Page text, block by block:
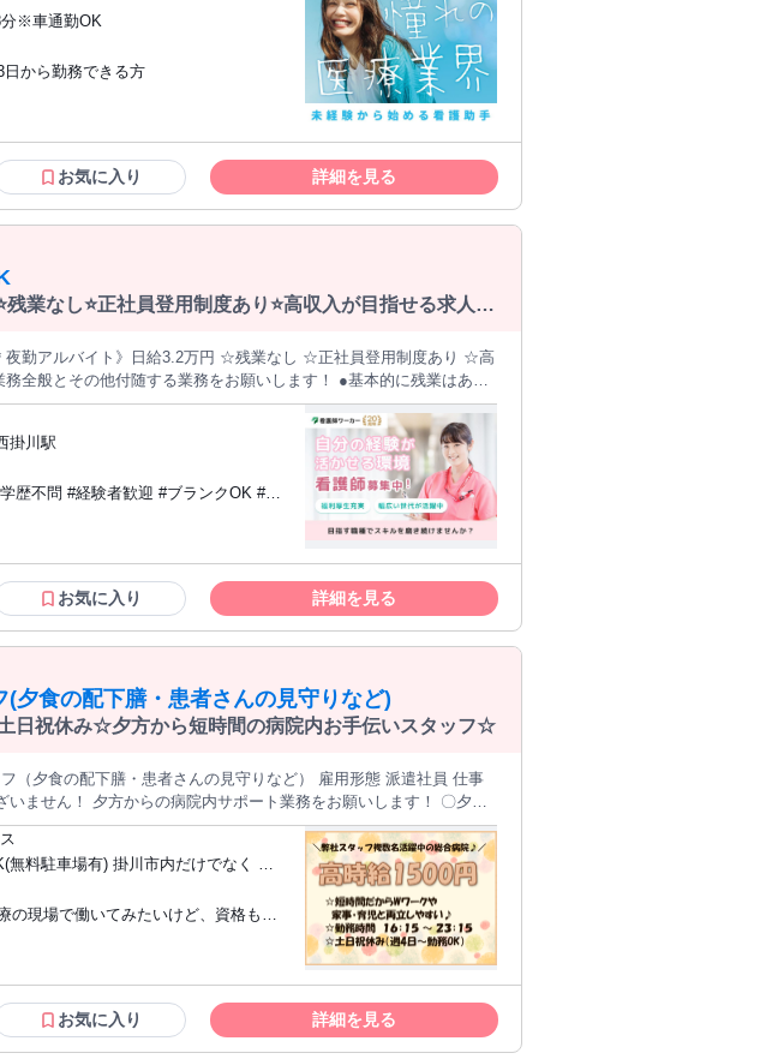
分※車通勤OK
から勤務できる方
お気に入り 詳細を見る
残業なし⭐正社員登用制度あり⭐高収入が目指せる求人で
夜勤アルバイト》日給3.2万円 ☆残業なし ☆正社員登用制度あり ☆高
いただけます♪ ●育児休業 ・介護休業 ・看護休暇の取得実績あり◎
・回復期 ・地域包括 ・
着型病院です！ 現在、 ＜夜勤専従パート＞ の看護師さんを募集し
談OK！ 日給は3.2万円と高水準♪効率よく収入アップが叶いますね★
を目指す方にもオススメです！ 「ちょっとだけ気になる ・ ・」で
掛川駅
お気に入り 詳細を見る
夕食の配下膳・患者さんの見守りなど)
日祝休み☆夕方から短時間の病院内お手伝いスタッフ☆
膳・患者さんの見守りなど） 雇用形態 派遣社員 仕事
願いします！ 〇夕食
〇病棟のお掃除・消毒 ○患者さんの見守り など 患者さんや看護師
事です！ ご家庭と
♪ 入職前に具体的なお仕事内容や病院の雰
しでもご興味がありましたら、お気軽にお問合せ下さい♪
。
気軽にご応募ください♪
お気に入り 詳細を見る